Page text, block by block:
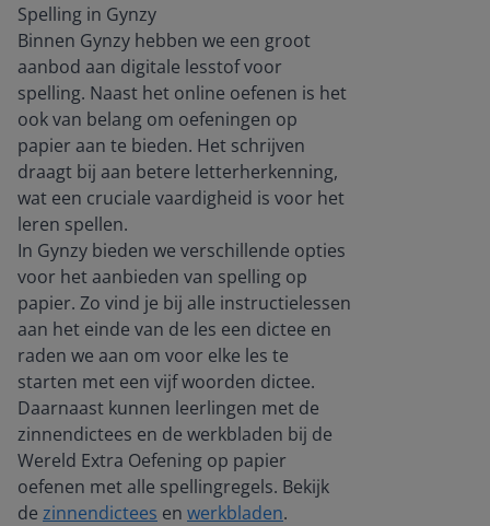
Spelling in Gynzy
Binnen Gynzy hebben we een groot
aanbod aan digitale lesstof voor
spelling. Naast het online oefenen is het
ook van belang om oefeningen op
papier aan te bieden. Het schrijven
draagt bij aan betere letterherkenning,
wat een cruciale vaardigheid is voor het
leren spellen.
In Gynzy bieden we verschillende opties
voor het aanbieden van spelling op
papier. Zo vind je bij alle instructielessen
aan het einde van de les een dictee en
raden we aan om voor elke les te
starten met een vijf woorden dictee.
Daarnaast kunnen leerlingen met de
zinnendictees en de werkbladen bij de
Wereld Extra Oefening op papier
oefenen met alle spellingregels. Bekijk
de zinnendictees en werkbladen.